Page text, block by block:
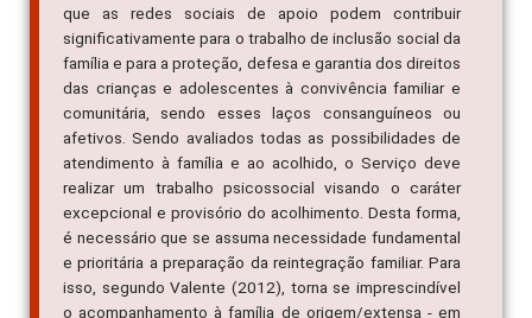
que as redes sociais de apoio podem contribuir
significativamente para o trabalho de inclusão social da
família e para a proteção, defesa e garantia dos direitos
das crianças e adolescentes à convivência familiar e
comunitária, sendo esses laços consanguíneos ou
afetivos. Sendo avaliados todas as possibilidades de
atendimento à família e ao acolhido, o Serviço deve
realizar um trabalho psicossocial visando o caráter
excepcional e provisório do acolhimento. Desta forma,
é necessário que se assuma necessidade fundamental
e prioritária a preparação da reintegração familiar. Para
isso, segundo Valente (2012), torna se imprescindível
o acompanhamento à família de origem/extensa - em